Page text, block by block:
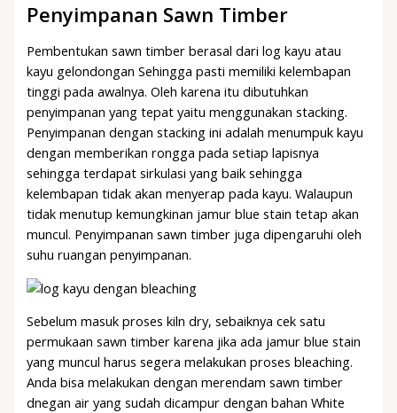
Penyimpanan Sawn Timber
Pembentukan sawn timber berasal dari log kayu atau
kayu gelondongan Sehingga pasti memiliki kelembapan
tinggi pada awalnya. Oleh karena itu dibutuhkan
penyimpanan yang tepat yaitu menggunakan stacking.
Penyimpanan dengan stacking ini adalah menumpuk kayu
dengan memberikan rongga pada setiap lapisnya
sehingga terdapat sirkulasi yang baik sehingga
kelembapan tidak akan menyerap pada kayu. Walaupun
tidak menutup kemungkinan jamur blue stain tetap akan
muncul. Penyimpanan sawn timber juga dipengaruhi oleh
suhu ruangan penyimpanan.
Sebelum masuk proses kiln dry, sebaiknya cek satu
permukaan sawn timber karena jika ada jamur blue stain
yang muncul harus segera melakukan proses bleaching.
Anda bisa melakukan dengan merendam sawn timber
dnegan air yang sudah dicampur dengan bahan White